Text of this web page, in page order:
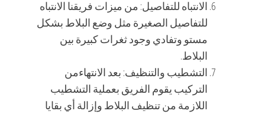
الانتباه للتفاصيل: من ميزات فريقنا الانتباه
للتفاصيل الصغيرة مثل وضع البلاط بشكل
مستو وتفادي وجود ثغرات كبيرة بين
البلاط.
التشطيب والتنظيف: بعد الانتهاءمن
التركيب يقوم الفريق بعملية التشطيب
اللازمة من تنظيف البلاط وإزالة أي بقايا